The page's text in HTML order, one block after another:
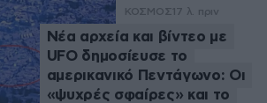
ΚΟΣΜΟΣ 17 λ. πριν
Νέα αρχεία και βίντεο με
UFO δημοσίευσε το
αμερικανικό Πεντάγωνο: Οι
«ψυχρές σφαίρες» και το